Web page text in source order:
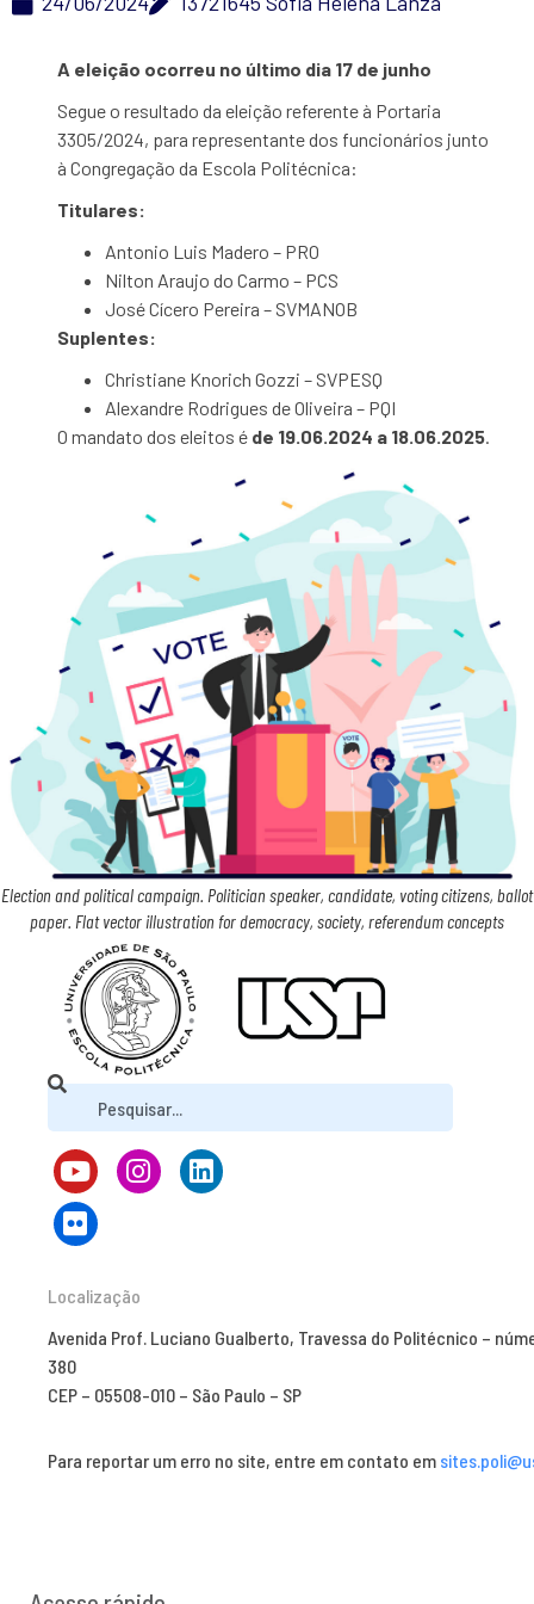
A eleição ocorreu no último dia 17 de junho
Segue o resultado da eleiçãoreferente à Portaria
3305/2024, para representante dos funcionários junto
à Congregação da Escola Politécnica:
Titulares:
Antonio Luis Madero – PRO
Nilton Araujo do Carmo – PCS
José Cícero Pereira – SVMANOB
Suplentes:
Christiane Knorich Gozzi – SVPESQ
Alexandre Rodrigues de Oliveira – PQI
O mandato dos eleitos é de 19.06.2024 a 18.06.2025.
Election and political campaign. Politician speaker, candidate, voting citizens, ballot
paper. Flat vector illustration for democracy, society, referendum concepts
Localização
Avenida Prof. Luciano Gualberto, Travessa do Politécnico –
380
CEP – 05508-010 – São Paulo – SP
Para reportar um erro no site, entre em contato em